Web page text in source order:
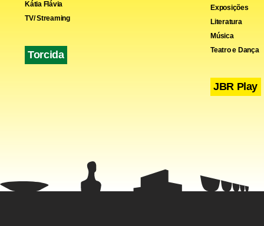
Kátia Flávia
TV/ Streaming
Torcida
Exposições
Literatura
Música
Teatro e Dança
JBR Play